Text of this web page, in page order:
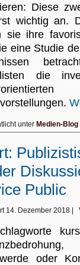
Diese
wichtig an.
sie ihre
eine Studie
die
unter Medien-Blog
Public
14. Dezember 2018
oder